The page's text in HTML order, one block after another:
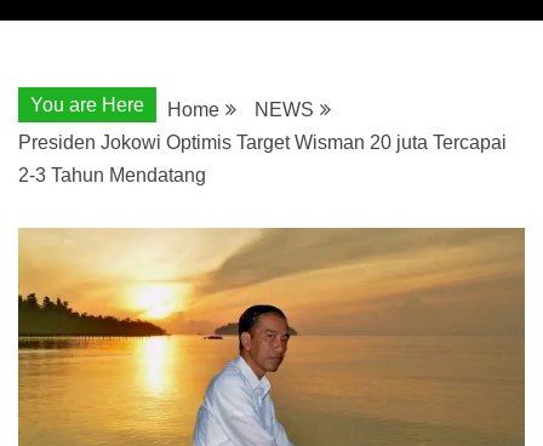
You are Here Home
NEWS
Presiden Jokowi Optimis Target Wisman 20 juta Tercapai
2-3 Tahun Mendatang